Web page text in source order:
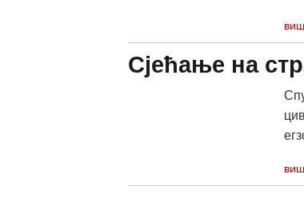
Сјећање на